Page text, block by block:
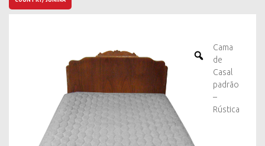
Cama
de
Casal
padrão
–
Rústica